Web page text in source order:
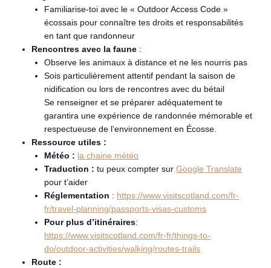
Familiarise-toi avec le « Outdoor Access Code »
écossais pour connaître tes droits et responsabilités
en tant que randonneur
Rencontres avec la faune:
Observe les animaux à distance et ne les nourris pas
Sois particulièrement attentif pendant la saison de
nidification ou lors de rencontres avec du bétail
Se renseigner et se préparer adéquatement te
garantira une expérience de randonnée mémorable et
respectueuse de l’environnement en Écosse.
Ressource utiles :
Météo : la chaine météo
Traduction :tu peux compter surGoogle Translate
pour t’aider
Réglementation : https://www.visitscotland.com/fr-
fr/travel-planning/passports-visas-customs
Pour plus d’itinéraires:
https://www.visitscotland.com/fr-fr/things-to-
do/outdoor-activities/walking/routes-trails
Route :